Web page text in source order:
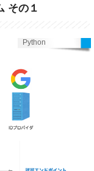
その１
Python